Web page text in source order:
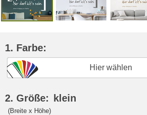
1. Farbe:
Hier wählen
2. Größe: klein
(Breite x Höhe)